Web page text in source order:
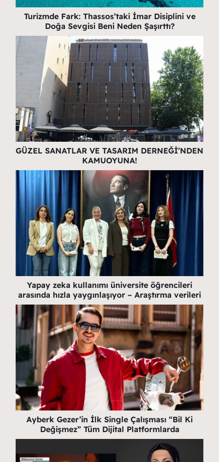
Turizmde Fark: Thassos’taki İmar Disiplini ve
Doğa Sevgisi Beni Neden Şaşırttı?
GÜZEL SANATLAR VE TASARIM DERNEĞİ’NDEN
KAMUOYUNA!
Yapay zeka kullanımı üniversite öğrencileri
arasında hızla yaygınlaşıyor – Araştırma verileri
Ayberk Gezer’in İlk Single Çalışması “Bil Ki
Değişmez” Tüm Dijital Platformlarda